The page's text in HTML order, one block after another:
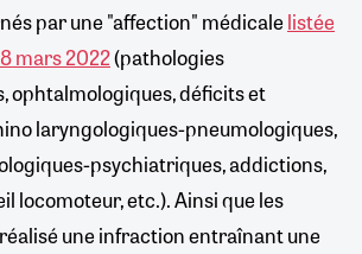
par une "affection" médicale listée
mars 2022(pathologies
ophtalmologiques, déficits et
laryngologiques-pneumologiques,
psychiatriques, addictions,
locomoteur, etc.). Ainsi que les
une infraction entraînant une